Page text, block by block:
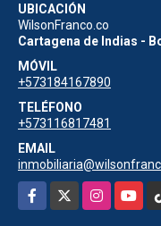
UBICACIÓN
WilsonFranco.co
Cartagena de Indias -
MÓVIL
+573184167890
TELÉFONO
+573116817481
EMAIL
Facebook
Instagram